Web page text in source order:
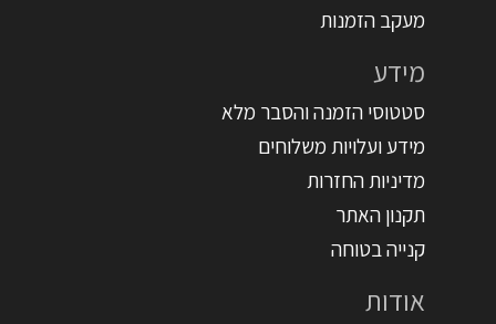
מעקב הזמנות
מידע
סטטוסי הזמנה והסבר מלא
מידע ועלויות משלוחים
מדיניות החזרות
תקנון האתר
קנייה בטוחה
אודות